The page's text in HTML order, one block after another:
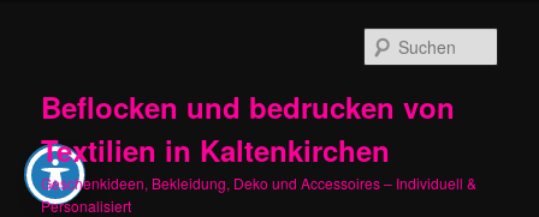
Beflocken und bedrucken von
Textilien in Kaltenkirchen
Geschenkideen, Bekleidung, Deko und Accessoires – Individuell &
Personalisiert